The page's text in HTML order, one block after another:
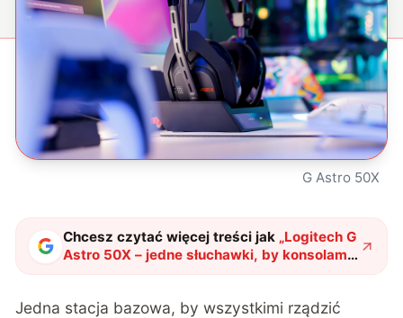
G Astro 50X
Chcesz czytać więcej treści jak „Logitech G
Astro 50X – jedne słuchawki, by konsolami
rządzić"?
Jedna stacja bazowa, by wszystkimi rządzić